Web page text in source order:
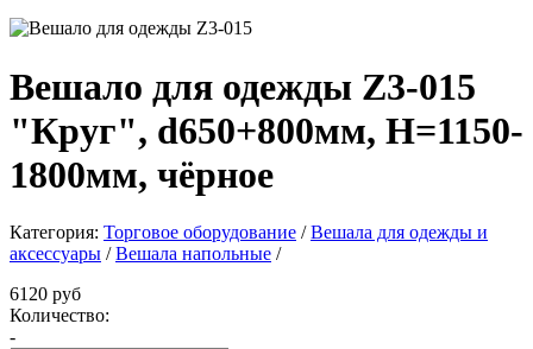
Вешало для одежды Z3-015
"Круг", d650+800мм, H=1150-
1800мм, чёрное
Категория: Торговое оборудование / Вешала для одежды и
аксессуары / Вешала напольные /
6120 руб
Количество:
-